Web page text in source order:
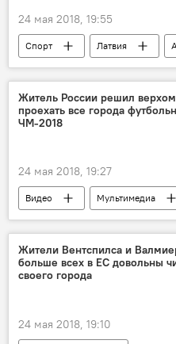
24 мая 2018, 19:55
Спорт Латвия
Минздрав Латвии
Житель России решил верхом
проехать все города
ЧМ-2018
24 мая 2018, 19:27
Видео
Мультимедиа
Чемпионат мира по футболу 2018
ФИФА-2018
Россия
Жители Вентспилса и
больше всех в ЕС довольны
своего города
24 мая 2018, 19:10